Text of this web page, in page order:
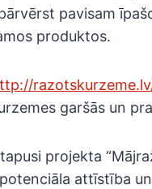
pavisam
produktos.
garšās un
projekta
attīstība